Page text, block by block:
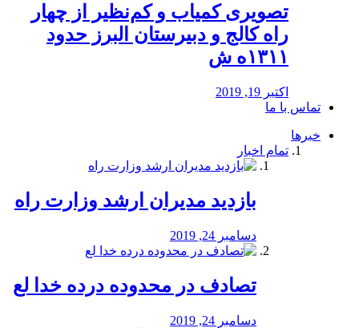
️تصویری کمیاب و کم‌نظیر از چهار
راه كالج و دبيرستان البرز حدود
۱۳۱۱ه ش
اکتبر 19, 2019
تماس با ما
خبرها
تمام اخبار
بازدید مدیران ارشد وزارت راه
دسامبر 24, 2019
تصادف در محدوده درده خدا لع
دسامبر 24, 2019